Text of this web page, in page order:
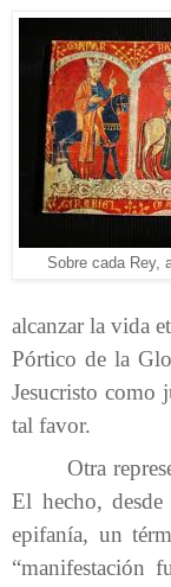
Sobre cada Rey,
alcanzar la vida
Pórtico de la
Jesucristo como
tal favor.
Otra
El hecho,
epifanía, un
“manifestación